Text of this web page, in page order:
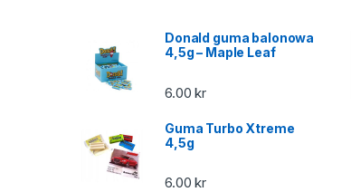
Donald guma balonowa
4,5g – Maple Leaf
6.00kr
Guma Turbo Xtreme
4,5g
6.00kr